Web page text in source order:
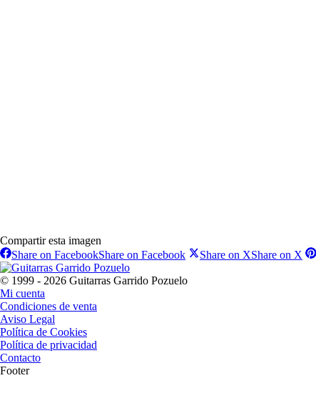
Compartir esta imagen
Share on FacebookShare on Facebook Share on XShare on X
© 1999 - 2026 Guitarras Garrido Pozuelo
Mi cuenta
Condiciones de venta
Aviso Legal
Política de Cookies
Política de privacidad
Contacto
Footer